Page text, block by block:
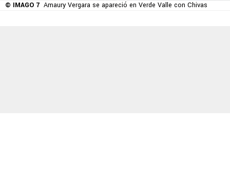
© IMAGO 7 Amaury Vergara se apareció en Verde Valle con Chivas